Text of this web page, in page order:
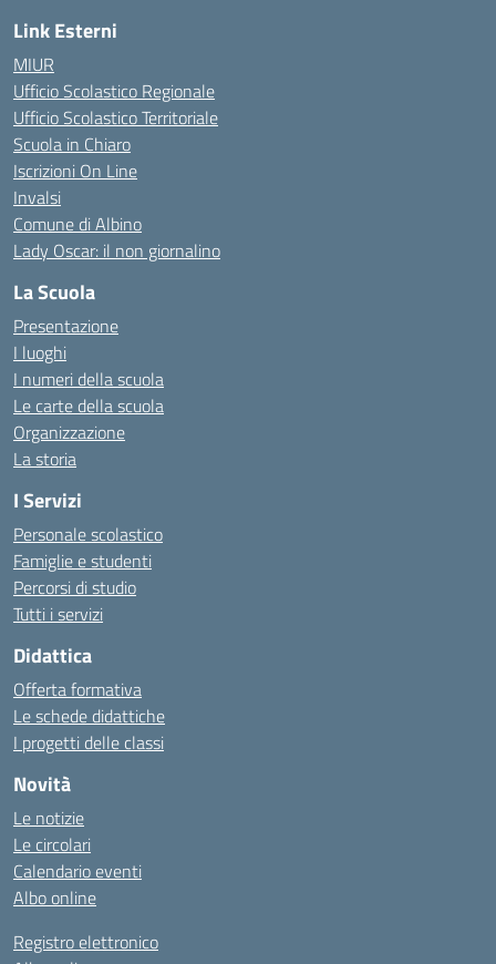
Link Esterni
MIUR
Ufficio Scolastico Regionale
Ufficio Scolastico Territoriale
Scuola in Chiaro
Iscrizioni On Line
Invalsi
Comune di Albino
Lady Oscar: il non giornalino
La Scuola
Presentazione
I luoghi
I numeri della scuola
Le carte della scuola
Organizzazione
La storia
I Servizi
Personale scolastico
Famiglie e studenti
Percorsi di studio
Tutti i servizi
Didattica
Offerta formativa
Le schede didattiche
I progetti delle classi
Novità
Le notizie
Le circolari
Calendario eventi
Albo online
Registro elettronico